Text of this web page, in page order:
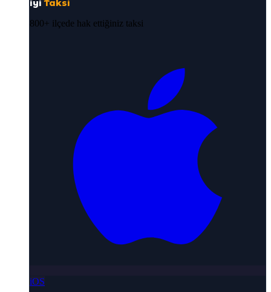
iyi Taksi
800+ ilçede hak ettiğiniz taksi
iOS